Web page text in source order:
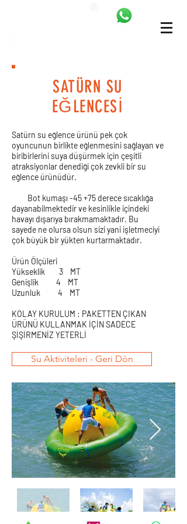
SATÜRN SU
EĞLENCESİ
Satürn su eğlence ürünü pek çok
oyuncunun birlikte eğlenmesini sağlayan ve
biribirlerini suya düşürmek için çeşitli
atraksiyonlar denediği çok zevkli bir su
eğlence ürünüdür.
Bot kumaşı -45 +75 derece sıcaklığa
dayanabilmektedir ve kesinlikle içindeki
havayı dışarıya bırakmamaktadır. Bu
sayede ne olursa olsun sizi yani işletmeciyi
çok büyük bir yükten kurtarmaktadır.
Ürün Ölçüleri
Yükseklik 3 MT
Genişlik 4 MT
Uzunluk 4 MT
KOLAY KURULUM : PAKETTEN ÇIKAN
ÜRÜNÜ KULLANMAK İÇİN SADECE
ŞİŞİRMENİZ YETERLİ
Su Aktiviteleri - Geri Dön